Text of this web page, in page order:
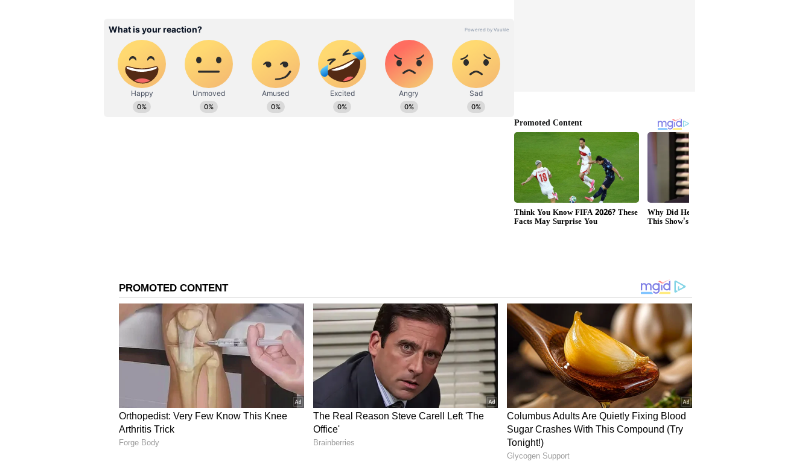
அதுமட்டுமல்லாமல் சிவசேனா கட்சியையும், சின்னத்தையும் தங்களுக்கே
வழங்கக் கோரியும், தாங்கள்தான் உண்மையான சிவசேனா என்றும்
தேர்தல்ஆணையத்தில் ஏக்நாத் ஷிண்டே முறையி்ட்டார். இதற்கு எதிராக உத்தவ்
தாக்கரேயும் முறையிட்டு, தாங்கள்தான் உண்மையான சிவசேனா என்று
தெரிவித்தனர்.
இதையடுத்து, இந்த விவகாரத்தை தேர்தல் ஆணையத்தின் 3 பேர் கொண்ட
அமர்வு விசாரித்தது. ஷிண்டேவுக்கு 40 எம்எல்ஏக்கள் ஆதரவும், 13 மக்களவை
எம்பிக்கள் ஆதரவும் இருந்தது. உத்தவ் தாக்கரேவுக்கு 15 எம்எல்ஏக்கள் ஆதரவும், 5
எம்பிக்கள் ஆதரவும் மட்டுமே இருந்தது. ஆதலால், சிவசேனா கட்சியும், வில்